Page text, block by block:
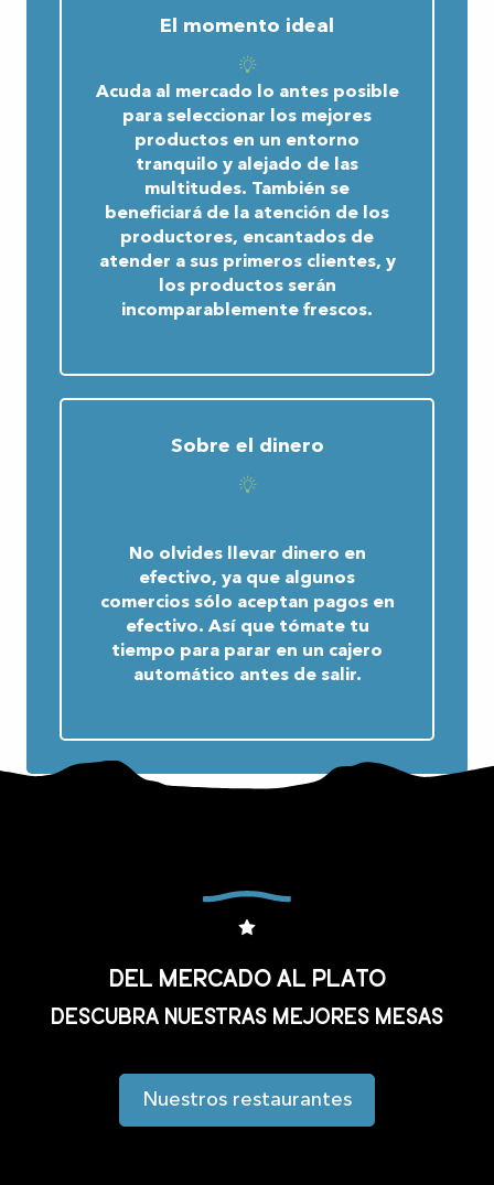
El momento ideal
Acuda al mercado lo antes posible
para seleccionar los mejores
productos en un entorno
tranquilo y alejado de las
multitudes. También se
beneficiará de la atención de los
productores, encantados de
atender a sus primeros clientes, y
los productos serán
incomparablemente frescos.
Sobre el dinero
No olvides llevar dinero en
efectivo, ya que algunos
comercios sólo aceptan pagos en
efectivo. Así que tómate tu
tiempo para parar en un cajero
automático antes de salir.
Del mercado al plato
Descubra nuestras mejores mesas
Nuestros restaurantes